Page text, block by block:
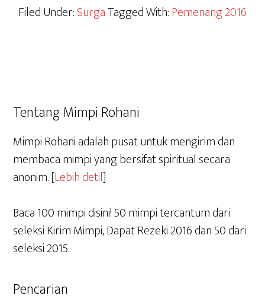
Filed Under:SurgaTagged With:Pemenang 2016
Tentang Mimpi Rohani
Mimpi Rohani adalah pusat untuk mengirim dan
membaca mimpi yang bersifat spiritual secara
anonim. [Lebih detil]
Baca 100 mimpi disini! 50 mimpi tercantum dari
seleksi Kirim Mimpi, Dapat Rezeki 2016 dan 50 dari
seleksi 2015.
Pencarian